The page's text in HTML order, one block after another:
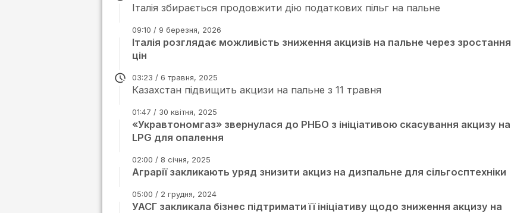
Італія збирається продовжити дію податкових пільг на пальне
09:10 / 9 березня, 2026
Італія розглядає можливість зниження акцизів на пальне через зростання
цін
03:23 / 6 травня, 2025
Казахстан підвищить акцизи на пальне з 11 травня
01:47 / 30 квітня, 2025
«Укравтономгаз» звернулася до РНБО з ініціативою скасування акцизу на
LPG для опалення
02:00 / 8 січня, 2025
Аграрії закликають уряд знизити акциз на дизпальне для сільгосптехніки
05:00 / 2 грудня, 2024
УАСГ закликала бізнес підтримати її ініціативу щодо зниження акцизу на